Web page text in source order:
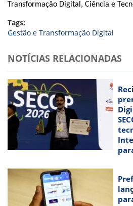
Transformação Digital, Ciência e
Tags:
Gestão e Transformação Digital
NOTÍCIAS RELACIONADAS